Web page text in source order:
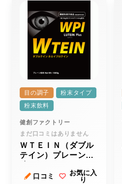
目の調子
粉末タイプ
粉末飲料
健創ファクトリー
まだ口コミはありません
ＷＴＥＩＮ（ダブル
テイン）プレーン風
口コミ
お気に入
り